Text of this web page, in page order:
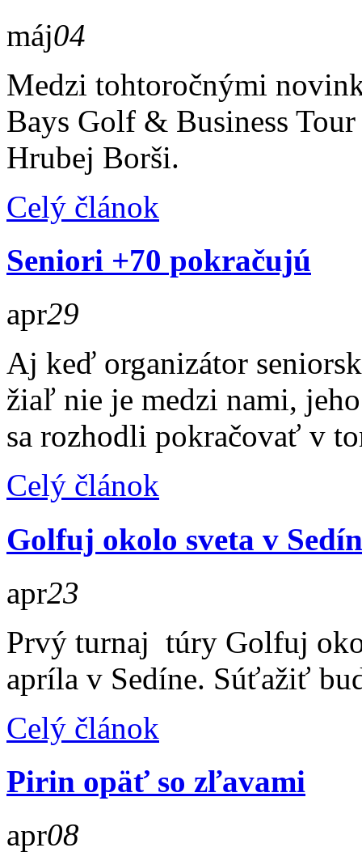
máj04
Medzi tohtoročnými
Bays Golf & Business
Hrubej Borši.
Celý článok
Seniori +70 pokračujú
apr29
Aj keď organizátor
žiaľ nie je medzi nami,
sa rozhodli pokračovať v
Celý článok
Golfuj okolo sveta v
apr23
Prvý turnaj túry Golfuj
apríla v Sedíne. Súťažiť
Celý článok
Pirin opäť so zľavami
apr08